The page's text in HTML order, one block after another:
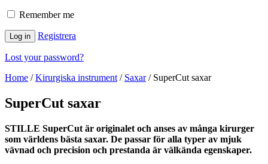
Remember me
Log in Registrera
Lost your password?
Home / Kirurgiska instrument / Saxar /SuperCut saxar
SuperCut saxar
STILLE SuperCut är originalet och anses av många kirurger
som världens bästa saxar. De passar för alla typer av mjuk
vävnad och precision och prestanda är välkända egenskaper.